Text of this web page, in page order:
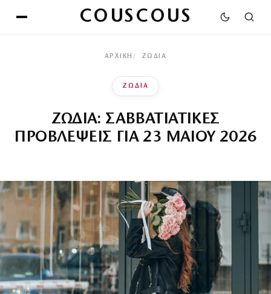
COUSCOUS
ΑΡΧΙΚΉ ΖΩΔΙΑ
ΖΩΔΙΑ
ΖΩΔΙΑ: ΣΑΒΒΑΤΙΑΤΙΚΕΣ
ΠΡΟΒΛΕΨΕΙΣ ΓΙΑ 23 ΜΑΙΟΥ 2026